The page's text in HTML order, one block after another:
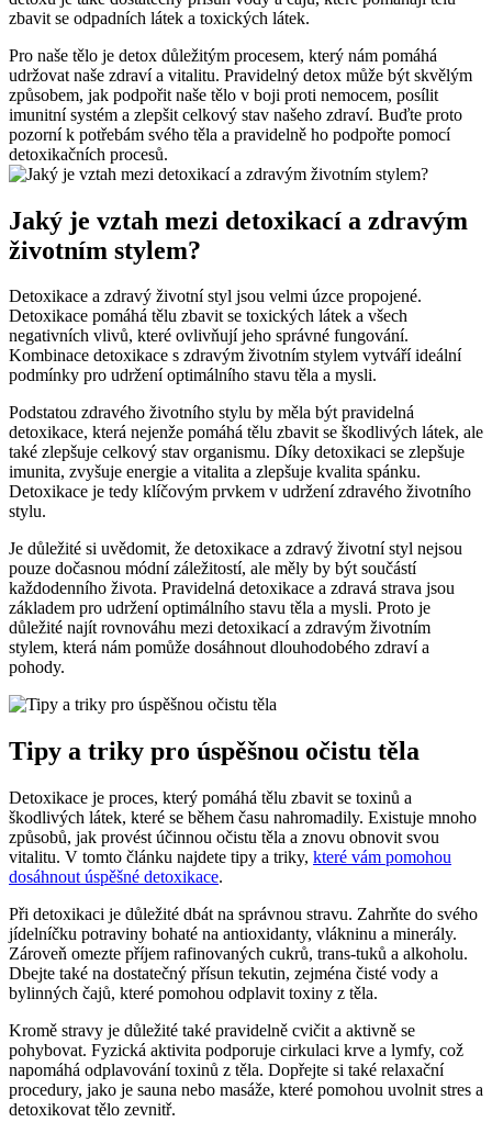
zbavit se odpadních látek a toxických látek.
Pro naše tělo je detox důležitým procesem, který nám pomáhá
udržovat naše zdraví a vitalitu. Pravidelný detox může být skvělým
způsobem, jak podpořit naše tělo v boji proti nemocem, posílit
imunitní systém a zlepšit celkový stav našeho zdraví. Buďte proto
pozorní k potřebám svého těla a pravidelně ho podpořte pomocí
detoxikačních procesů.
Jaký je vztah mezi detoxikací a zdravým
životním stylem?
Detoxikace a zdravý životní styl jsou velmi úzce propojené.
Detoxikace pomáhá tělu zbavit se toxických látek a všech
negativních vlivů, které ovlivňují jeho správné fungování.
Kombinace detoxikace s zdravým životním stylem vytváří ideální
podmínky pro udržení optimálního stavu těla a mysli.
Podstatou zdravého životního stylu by měla být pravidelná
detoxikace, která nejenže pomáhá tělu zbavit se škodlivých látek, ale
také zlepšuje celkový stav organismu. Díky detoxikaci se zlepšuje
imunita, zvyšuje energie a vitalita a zlepšuje kvalita spánku.
Detoxikace je tedy klíčovým prvkem v udržení zdravého životního
stylu.
Je důležité si uvědomit, že detoxikace a zdravý životní styl nejsou
pouze dočasnou módní záležitostí, ale měly by být součástí
každodenního života. Pravidelná detoxikace a zdravá strava jsou
základem pro udržení optimálního stavu těla a mysli. Proto je
důležité najít rovnováhu mezi detoxikací a zdravým životním
stylem, která nám pomůže dosáhnout dlouhodobého zdraví a
pohody.
Tipy a triky pro úspěšnou očistu těla
Detoxikace je proces, který pomáhá tělu zbavit se toxinů a
škodlivých látek, které se během času nahromadily. Existuje mnoho
způsobů, jak provést účinnou očistu těla a znovu obnovit svou
vitalitu. V tomto článku najdete tipy a triky, které vám pomohou
dosáhnout úspěšné detoxikace.
Při detoxikaci je důležité dbát na správnou stravu. Zahrňte do svého
jídelníčku potraviny bohaté na antioxidanty, vlákninu a minerály.
Zároveň omezte příjem rafinovaných cukrů, trans-tuků a alkoholu.
Dbejte také na dostatečný přísun tekutin, zejména čisté vody a
bylinných čajů, které pomohou odplavit toxiny z těla.
Kromě stravy je důležité také pravidelně cvičit a aktivně se
pohybovat. Fyzická aktivita podporuje cirkulaci krve a lymfy, což
napomáhá odplavování toxinů z těla. Dopřejte si také relaxační
procedury, jako je sauna nebo masáže, které pomohou uvolnit stres a
detoxikovat tělo zevnitř.